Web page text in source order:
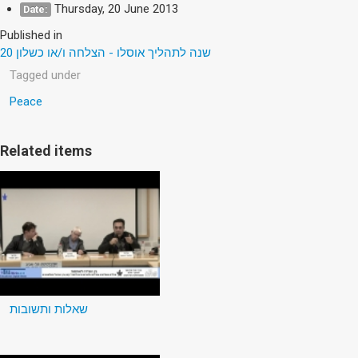
Date: Thursday, 20 June 2013
Published in
20 שנה לתהליך אוסלו - הצלחה ו/או כשלון
Tagged under
Peace
Related items
שאלות ותשובות